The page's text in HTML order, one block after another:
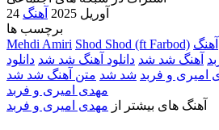
24 آوریل 2025
آهنگ
برچسب ها
Mehdi Amiri Shod Shod (ft Farbod) آهنگ
آهنگ شد شد دانلود آهنگ شد شد دانلود
امیری و فربد شد شد متن آهنگ شد شد
مهدی امیری و فربد
آهنگ های بیشتر از مهدی امیری و فربد